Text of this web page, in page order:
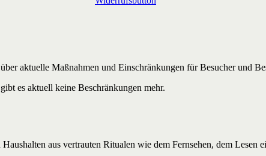
aktuelle Maßnahmen und Einschränkungen für Besucher und
es aktuell keine Beschränkungen mehr.
aus vertrauten Ritualen wie dem Fernsehen, dem Lesen